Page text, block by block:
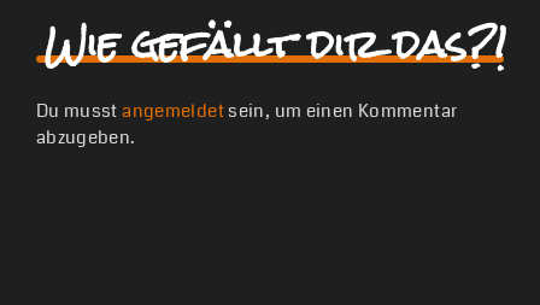
Wie gefällt dir das?!
Du musstangemeldetsein, um einen Kommentar
abzugeben.